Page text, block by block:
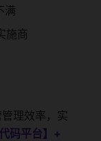
满
施商
理效率，实
码平台】+